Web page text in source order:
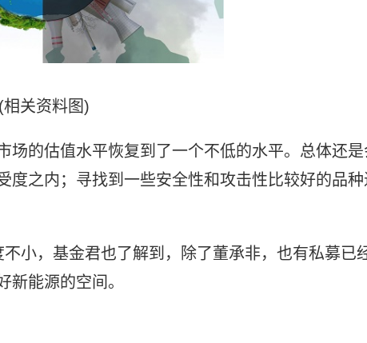
(相关资料图)
场的估值水平恢复到了一个不低的水平。总体还是
度之内；寻找到一些安全性和攻击性比较好的品种
小，基金君也了解到，除了董承非，也有私募已
新能源的空间。